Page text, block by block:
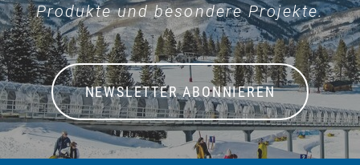
Produkte und besondere Projekte.
NEWSLETTER ABONNIEREN